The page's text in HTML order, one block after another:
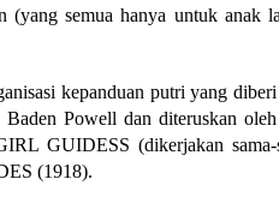
(yang semua hanya untuk anak
kepanduan putri yang
Baden Powell dan diteruskan
GUIDESS (dikerjakan sama-
(1918).